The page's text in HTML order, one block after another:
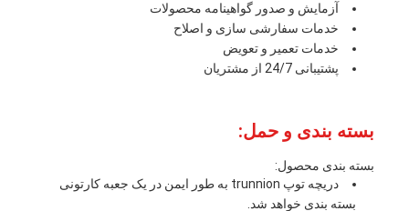
آزمایش و صدور گواهینامه محصولات
خدمات سفارشی سازی و اصلاح
خدمات تعمیر و تعویض
پشتیبانی 24/7 از مشتریان
بسته بندی و حمل:
بسته بندی محصول:
دریچه توپ trunnion به طور ایمن در یک جعبه کارتونی
بسته بندی خواهد شد.